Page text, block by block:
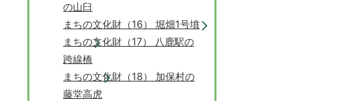
の山臼
まちの文化財（16） 堀畑1号墳
まちの文化財（17） 八鹿駅の
跨線橋
まちの文化財（18） 加保村の
藤堂高虎